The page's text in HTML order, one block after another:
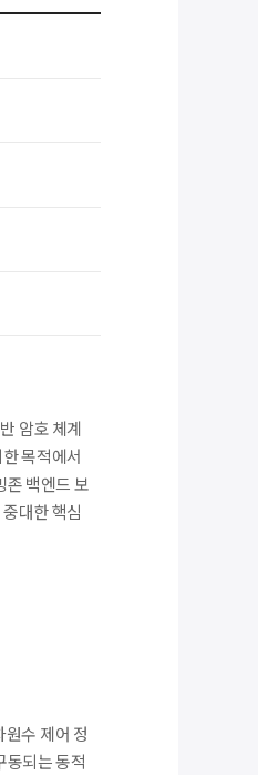
암호 체계
목적에서
존 백엔드 보
대한 핵심
수 제어 정
동되는 동적